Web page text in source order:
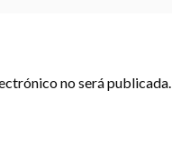
no será publicada.